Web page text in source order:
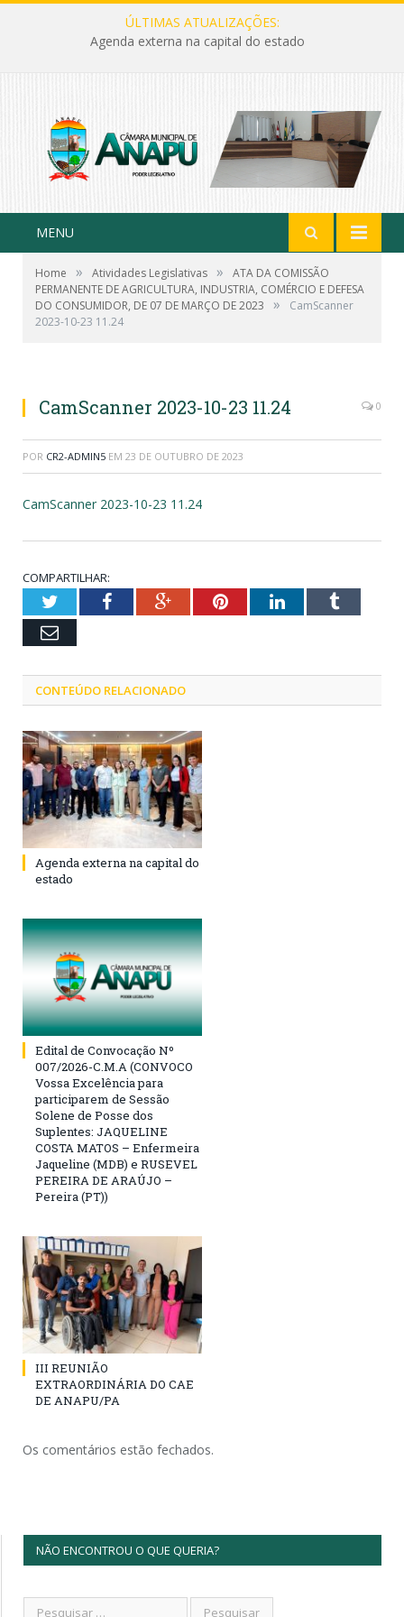
ÚLTIMAS ATUALIZAÇÕES:
Agenda externa na capital do estado
MENU
Home » Atividades Legislativas »
ATA DA COMISSÃO
PERMANENTE DE AGRICULTURA, INDUSTRIA, COMÉRCIO E DEFESA
DO CONSUMIDOR, DE 07 DE MARÇO DE 2023
»
CamScanner
2023-10-23 11.24
CamScanner 2023-10-23 11.24 0
POR CR2-ADMIN5 EM 23 DE OUTUBRO DE 2023
CamScanner 2023-10-23 11.24
COMPARTILHAR:
TwitterFacebookGoogle+PinterestLinkedInTumblr
Email
CONTEÚDO RELACIONADO
Agenda externa na capital do
estado
Edital de Convocação Nº
007/2026-C.M.A (CONVOCO
Vossa Excelência para
participarem de Sessão
Solene de Posse dos
Suplentes: JAQUELINE
COSTA MATOS – Enfermeira
Jaqueline (MDB) e RUSEVEL
PEREIRA DE ARAÚJO –
Pereira (PT))
III REUNIÃO
EXTRAORDINÁRIA DO CAE
DE ANAPU/PA
Os comentários estão fechados.
NÃO ENCONTROU O QUE QUERIA?